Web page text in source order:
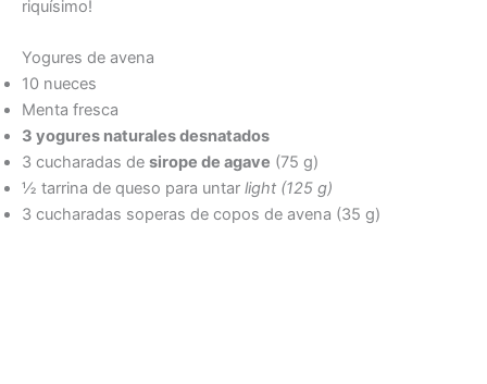
riquísimo!
Yogures de avena
10 nueces
Menta fresca
3 yogures naturales desnatados
3 cucharadas de sirope de agave (75 g)
½ tarrina de queso para untar light (125 g)
3 cucharadas soperas de copos de avena (35 g)